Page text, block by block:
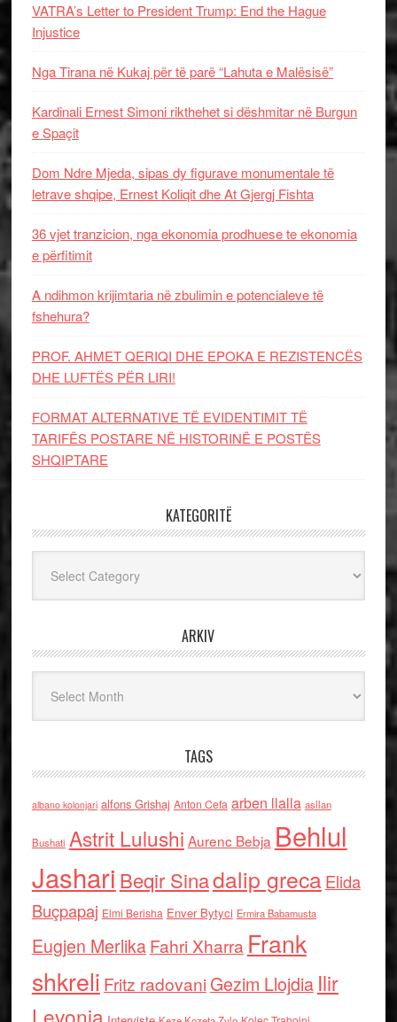
VATRA’s Letter to President Trump: End the Hague
Injustice
Nga Tirana në Kukaj për të parë “Lahuta e Malësisë”
Kardinali Ernest Simoni rikthehet si dëshmitar në Burgun
e Spaçit
Dom Ndre Mjeda, sipas dy figurave monumentale të
letrave shqipe, Ernest Koliqit dhe At Gjergj Fishta
36 vjet tranzicion, nga ekonomia prodhuese te ekonomia
e përfitimit
A ndihmon krijimtaria në zbulimin e potencialeve të
fshehura?
PROF. AHMET QERIQI DHE EPOKA E REZISTENCЁS
DHE LUFTЁS PЁR LIRI!
FORMAT ALTERNATIVE TË EVIDENTIMIT TË
TARIFËS POSTARE NË HISTORINË E POSTËS
SHQIPTARE
KATEGORITË
ARKIV
TAGS
albano kolonjari alfons Grishaj Anton Cefa arben llalla asllan
Bushati Astrit Lulushi Aurenc Bebja Behlul
Jashari Beqir Sinadalip grecaElida
Buçpapaj Elmi Berisha Enver Bytyci Ermira Babamusta
Eugjen MerlikaFahri Xharra Frank
shkreli Fritz radovaniGezim Llojdia Ilir
Levonja